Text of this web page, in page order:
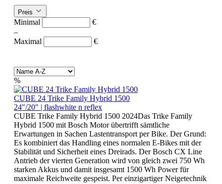
Preis
Minimal
€
–
Maximal
€
%
CUBE 24 Trike Family Hybrid 1500
24"/20" | flashwhite n reflex
CUBE Trike Family Hybrid 1500 2024Das Trike Family
Hybrid 1500 mit Bosch Motor übertrifft sämtliche
Erwartungen in Sachen Lastentransport per Bike. Der Grund:
Es kombiniert das Handling eines normalen E-Bikes mit der
Stabilität und Sicherheit eines Dreirads. Der Bosch CX Line
Antrieb der vierten Generation wird von gleich zwei 750 Wh
starken Akkus und damit insgesamt 1500 Wh Power für
maximale Reichweite gespeist. Per einzigartiger Neigetechnik